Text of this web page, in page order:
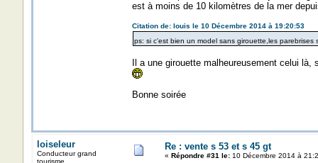
est à moins de 10 kilomètres de la mer
Citation de: louis le 10 Décembre 2014 à 19:20:53
ps: si c'est bien un model sans girouette,les
Il a une girouette malheureusement celui
Bonne soirée
loiseleur
Conducteur grand
tourisme
Re : vente s 53 et s 45 gt
« Répondre #31 le:10 Décembre 2014 à